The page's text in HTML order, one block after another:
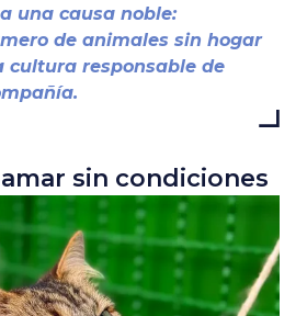
una causa noble:
de animales sin hogar
cultura responsable de
sin condiciones